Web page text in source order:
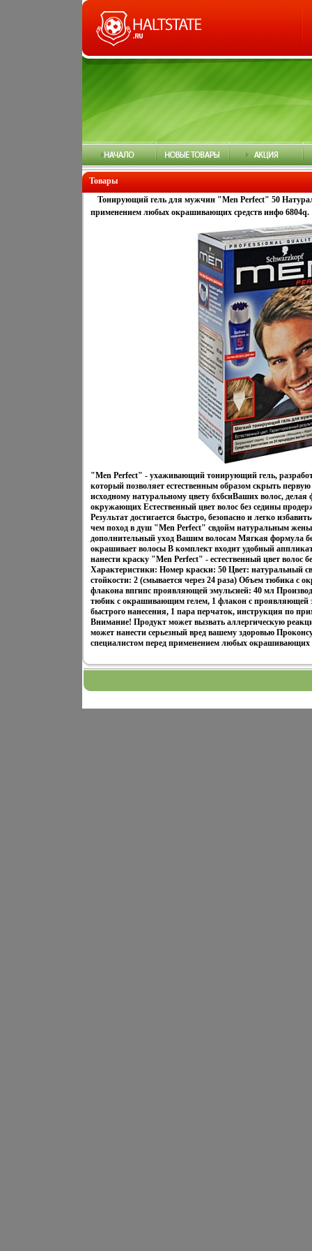
Товары
Тонирующий гель для мужчин "Men Perfect" 50
применением любых окрашивающих средств инфо 6804q.
"Men Perfect" - ухаживающий тонирующий гель,
который позволяет естественным образом скрыть первую
исходному натуральному цвету бхбсиВаших волос,
окружающих Естественный цвет волос без седины
Результат достигается быстро, безопасно и легко
чем поход в душ "Men Perfect" свдойм натуральным
дополнительный уход Вашим волосам Мягкая формула
окрашивает волосы В комплект входит удобный
нанести краску "Men Perfect" - естественный цвет волос
Характеристики: Номер краски: 50 Цвет: натуральный
стойкости: 2 (смывается через 24 раза) Объем тюбика с
флакона впгипс проявляющей эмульсией: 40 мл
тюбик с окрашивающим гелем, 1 флакон с проявляющей
быстрого нанесения, 1 пара перчаток, инструкция по
Внимание! Продукт может вызвать аллергическую
может нанести серьезный вред вашему здоровью
специалистом перед применением любых окрашивающих